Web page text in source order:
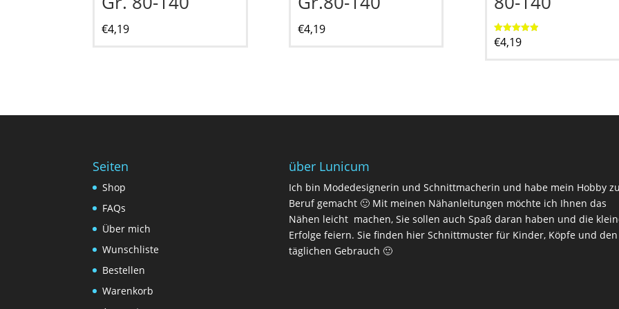
€4,19 €4,19
Bewertet mit
5.00
€4,19
Seiten
Shop
FAQs
Über mich
Wunschliste
Bestellen
Warenkorb
über Lunicum
Ich bin Modedesignerin und Schnittmacherin und habe mein Hobby
Beruf gemacht 🙂 Mit meinen Nähanleitungen möchte ich Ihnen das
Nähen leicht machen, Sie sollen auch Spaß daran haben und die
Erfolge feiern. Sie finden hier Schnittmuster für Kinder, Köpfe und den
täglichen Gebrauch 🙂